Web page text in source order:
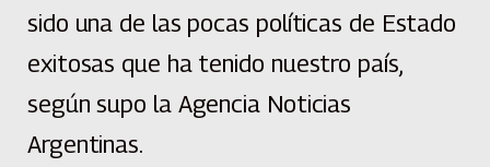
sido una de las pocas políticas de Estado
exitosas que ha tenido nuestro país,
según supo la Agencia Noticias
Argentinas.